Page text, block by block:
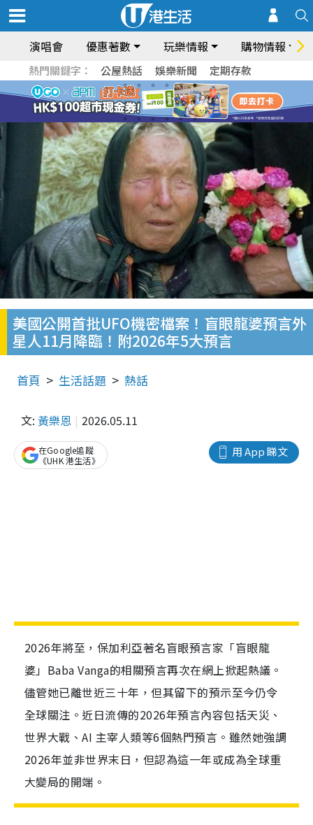
演唱會 優惠著數 玩樂情報 購物情報
熱門關鍵字： 公屋熱話 娛樂新聞 定期存款
美國公開首批UFO機密檔案！盲眼龍婆預言外
星人11月降臨！附2026年5大預言
首頁 生活話題 熱話
文: 黃樂恩 2026.05.11
用 App 睇文
在Google追蹤
《UHK 港生活》
2026年將至，保加利亞著名盲眼預言家「盲眼龍
婆」Baba Vanga的相關預言再次在網上掀起熱議。
儘管她已離世近三十年，但其留下的預示至今仍令
全球關注。近日流傳的2026年預言內容包括天災、
世界大戰、AI 主宰人類等6個熱門預言。雖然她強調
2026年並非世界末日，但認為這一年或成為全球重
大變局的開端。